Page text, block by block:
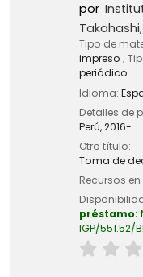
por
Tipo de
impreso ;
periódico
Idioma:
Detalles de
Perú,2016-
Otro título:
Toma de
Recursos
préstamo:
IGP/551.52/